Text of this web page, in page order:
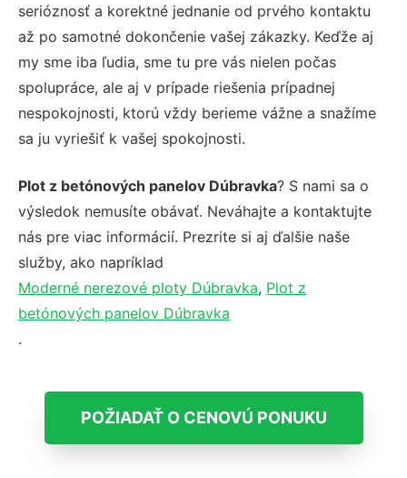
serióznosť a korektné jednanie od prvého kontaktu
až po samotné dokončenie vašej zákazky. Keďže aj
my sme iba ľudia, sme tu pre vás nielen počas
spolupráce, ale aj v prípade riešenia prípadnej
nespokojnosti, ktorú vždy berieme vážne a snažíme
sa ju vyriešiť k vašej spokojnosti.
Plot z betónových panelov Dúbravka? S nami sa o
výsledok nemusíte obávať. Neváhajte a kontaktujte
nás pre viac informácií. Prezrite si aj ďalšie naše
služby, ako napríklad
Moderné nerezové ploty Dúbravka, Plot z
betónových panelov Dúbravka
.
POŽIADAŤ O CENOVÚ PONUKU